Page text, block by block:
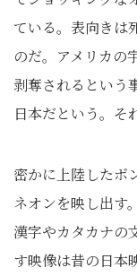
ている。表向きは
のだ。アメリカの
剥奪されるという
日本だという。そ
密かに上陸したボ
ネオンを映し出す
漢字やカタカナの
す映像は昔の日本